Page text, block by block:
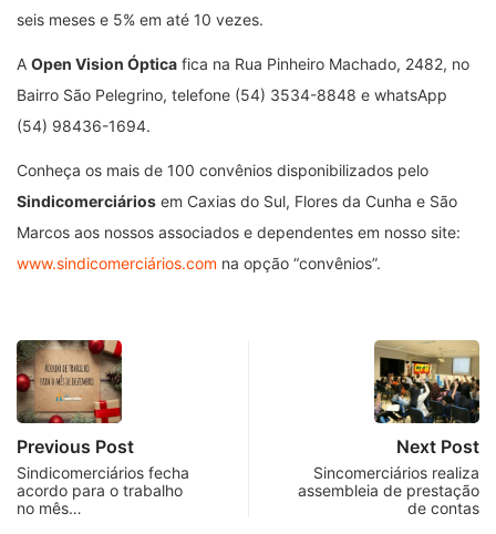
seis meses e 5% em até 10 vezes.
A Open Vision Óptica fica na Rua Pinheiro Machado, 2482, no
Bairro São Pelegrino, telefone (54) 3534-8848 e whatsApp
(54) 98436-1694.
Conheça os mais de 100 convênios disponibilizados pelo
Sindicomerciários em Caxias do Sul, Flores da Cunha e São
Marcos aos nossos associados e dependentes em nosso site:
www.sindicomerciários.com na opção “convênios”.
Previous Post
Sindicomerciários fecha
acordo para o trabalho
no mês…
Next Post
Sincomerciários realiza
assembleia de prestação
de contas